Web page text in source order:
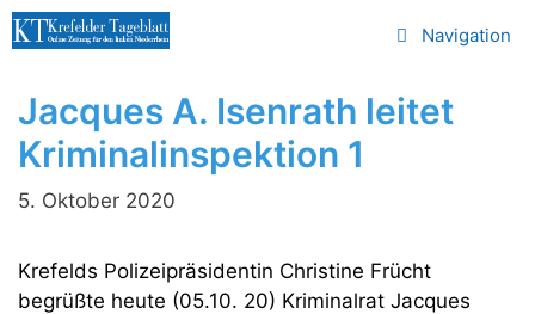
Zum
Inhalt
Navigation
Jacques A. Isenrath leitet
Kriminalinspektion 1
5. Oktober 2020
Krefelds Polizeipräsidentin Christine Frücht
begrüßte heute (05.10. 20) Kriminalrat Jacques